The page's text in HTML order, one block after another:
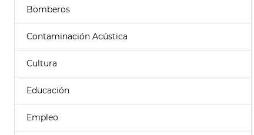
Bomberos
Contaminación Acústica
Cultura
Educación
Empleo